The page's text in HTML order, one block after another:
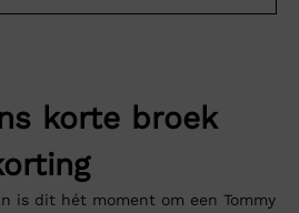
korte broek
is dit hét moment om een Tommy